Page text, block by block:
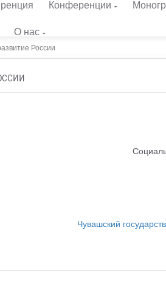
Конференции
О нас
России
Чувашский